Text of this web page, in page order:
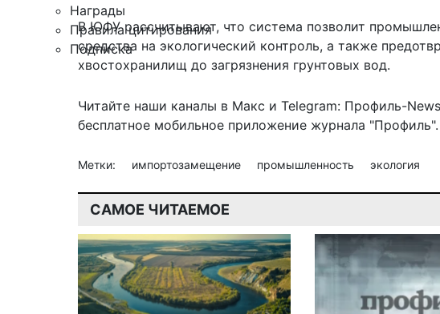
Награды
Правила цитирования
Подписка
В ЮФУ рассчитывают, что система позволит
средства на экологический контроль, а также
хвостохранилищ до загрязнения грунтовых вод.
Читайте наши каналы в Макс и Telegram: Профиль-News
бесплатное мобильное приложение журнала "Профиль".
Метки: импортозамещение промышленность экология
САМОЕ ЧИТАЕМОЕ